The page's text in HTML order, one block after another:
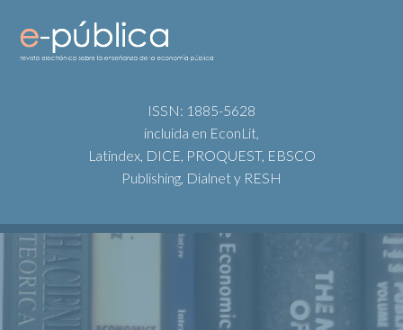
ISSN: 1885-5628
incluida en EconLit,
Latindex, DICE, PROQUEST, EBSCO
Publishing, Dialnet y RESH